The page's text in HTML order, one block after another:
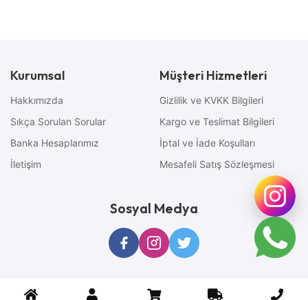
Kurumsal
Hakkımızda
Sıkça Sorulan Sorular
Banka Hesaplarımız
İletişim
Müşteri Hizmetleri
Gizlilik ve KVKK Bilgileri
Kargo ve Teslimat Bilgileri
İptal ve İade Koşulları
Mesafeli Satış Sözleşmesi
Sosyal Medya